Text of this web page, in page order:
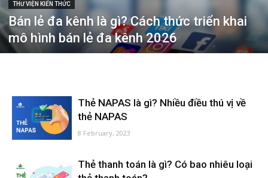
THƯ VIỆN KIẾN THỨC
Bán lẻ đa kênh là gì? Cách thức triển khai
mô hình bán lẻ đa kênh 2026
Thẻ NAPAS là gì? Nhiều điều thú vị về
thẻ NAPAS
8 February, 2023
Thẻ thanh toán là gì? Có bao nhiêu loại